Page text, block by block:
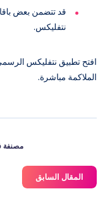
قد تتضمن بعض
نتفليكس.
افتح تطبيق نتفليكس
الملاكمة مباشرة.
مصنفة
المقال السابق